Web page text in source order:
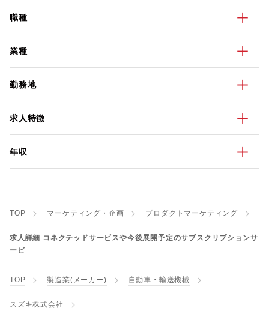
職種
業種
勤務地
求人特徴
年収
TOP マーケティング・企画 プロダクトマーケティング
求人詳細 コネクテッドサービスや今後展開予定のサブスクリプションサ
ービ
TOP 製造業(メーカー) 自動車・輸送機械
スズキ株式会社